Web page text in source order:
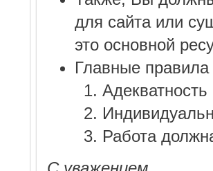
для сайта или
это основной
Главные
Адекватность
Работа